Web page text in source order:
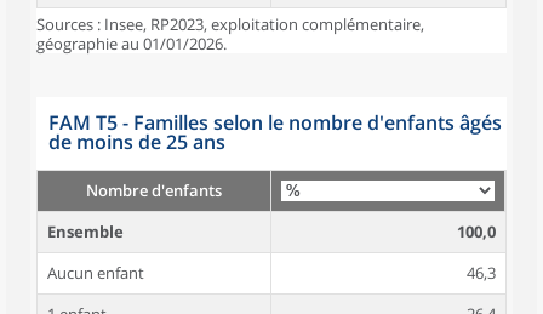
Sources : Insee, RP2023, exploitation complémentaire,
géographie au 01/01/2026.
FAM T5 - Familles selon le nombre d'enfants âgés
de moins de 25 ans
Nombre d'enfants
Ensemble
100,0
Aucun enfant
46,3